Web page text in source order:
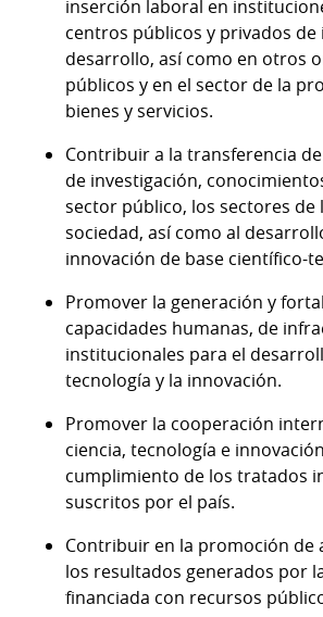
inserción laboral en
centros públicos y privados de
desarrollo, así como en otros
públicos y en el sector de la
bienes y servicios.
Contribuir a la transferencia
de investigación,
sector público, los sectores de
sociedad, así como al
innovación de base científico-
Promover la generación y
capacidades humanas, de
institucionales para el
tecnología y la innovación.
Promover la cooperación
ciencia, tecnología e
cumplimiento de los tratados
suscritos por el país.
Contribuir en la promoción de
los resultados generados por
financiada con recursos